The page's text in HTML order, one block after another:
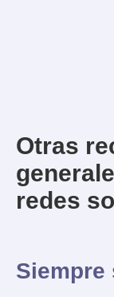
Otras
redes
Siempre